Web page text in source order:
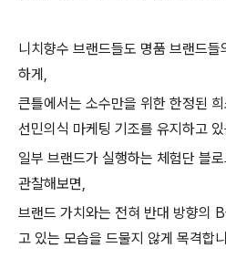
니치향수 브랜드들도 명품 브랜드
하게,
큰틀에서는 소수만을 위한 한정된
선민의식 마케팅 기조를 유지하고
일부 브랜드가 실행하는 체험단 블
관찰해보면,
브랜드 가치와는 전혀 반대 방향의
고 있는 모습을 드물지 않게 목격합